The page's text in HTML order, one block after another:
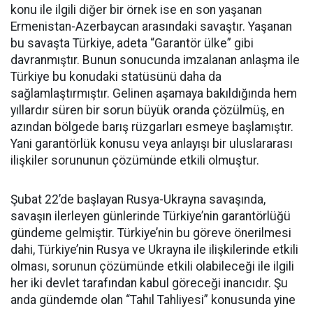
konu ile ilgili diğer bir örnek ise en son yaşanan
Ermenistan-Azerbaycan arasındaki savaştır. Yaşanan
bu savaşta Türkiye, adeta “Garantör ülke” gibi
davranmıştır. Bunun sonucunda imzalanan anlaşma ile
Türkiye bu konudaki statüsünü daha da
sağlamlaştırmıştır. Gelinen aşamaya bakıldığında hem
yıllardır süren bir sorun büyük oranda çözülmüş, en
azından bölgede barış rüzgarları esmeye başlamıştır.
Yani garantörlük konusu veya anlayışı bir uluslararası
ilişkiler sorununun çözümünde etkili olmuştur.
Şubat 22’de başlayan Rusya-Ukrayna savaşında,
savaşın ilerleyen günlerinde Türkiye’nin garantörlüğü
gündeme gelmiştir. Türkiye’nin bu göreve önerilmesi
dahi, Türkiye’nin Rusya ve Ukrayna ile ilişkilerinde etkili
olması, sorunun çözümünde etkili olabileceği ile ilgili
her iki devlet tarafından kabul göreceği inancıdır. Şu
anda gündemde olan “Tahıl Tahliyesi” konusunda yine